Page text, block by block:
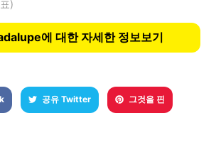
)
에 대한 자세한 정보보기
공유 Twitter 그것을 핀